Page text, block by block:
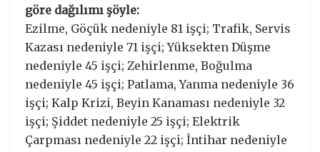
göre dağılımı şöyle:
Ezilme, Göçük nedeniyle 81 işçi; Trafik, Servis
Kazası nedeniyle 71 işçi; Yüksekten Düşme
nedeniyle 45 işçi; Zehirlenme, Boğulma
nedeniyle 45 işçi; Patlama, Yanma nedeniyle 36
işçi; Kalp Krizi, Beyin Kanaması nedeniyle 32
işçi; Şiddet nedeniyle 25 işçi; Elektrik
Çarpması nedeniyle 22 işçi; İntihar nedeniyle